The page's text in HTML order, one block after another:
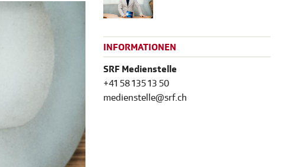
INFORMATIONEN
SRF Medienstelle
+41 58 135 13 50
medienstelle@srf.ch